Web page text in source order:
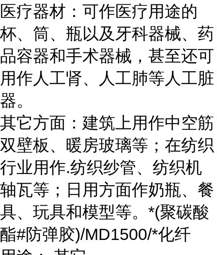
医疗器材：可作医疗用途的
杯、筒、瓶以及牙科器械、药
品容器和手术器械，甚至还可
用作人工肾、人工肺等人工脏
器。
其它方面：建筑上用作中空筋
双壁板、暖房玻璃等；在纺织
行业用作.纺织纱管、纺织机
轴瓦等；日用方面作奶瓶、餐
具、玩具和模型等。*(聚碳酸
酯#防弹胶)/MD1500/*化纤